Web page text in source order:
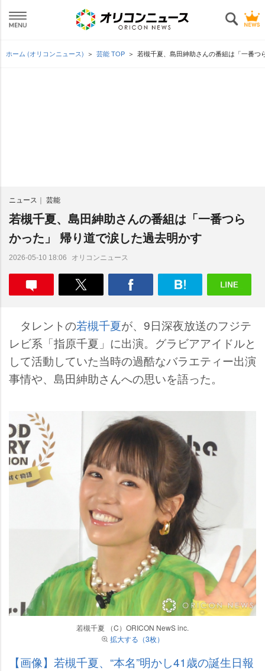
ホーム (オリコンニュース) 芸能 TOP 若槻千夏、島田紳助さんの番組は「一番つ
ニュース 芸能
若槻千夏、島田紳助さんの番組は「一番つら
かった」 帰り道で涙した過去明かす
2026-05-10 18:06 オリコンニュース
タレントの若槻千夏が、9日深夜放送のフジテ
レビ系「指原千夏」に出演。グラビアアイドルと
して活動していた当時の過酷なバラエティー出演
事情や、島田紳助さんへの思いを語った。
若槻千夏 （C）ORICON NewS inc.
拡大する（3枚）
【画像】若槻千夏、“本名”明かし41歳の誕生日報